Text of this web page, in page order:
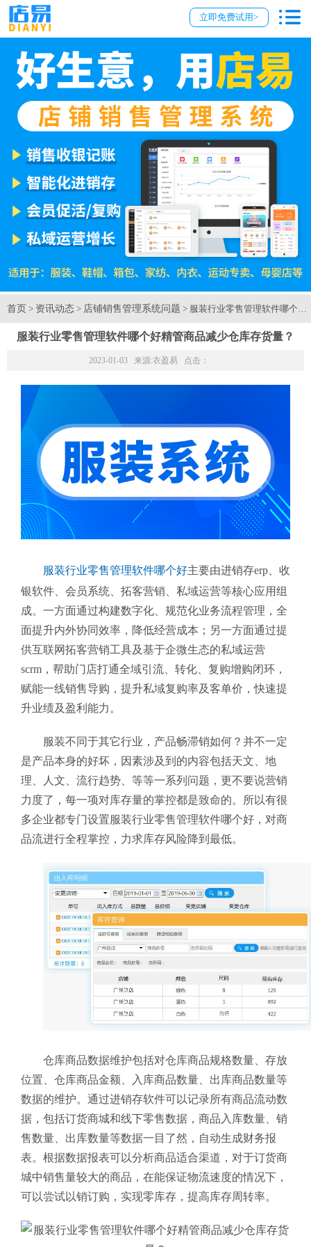
立即免费试用>
首页 > 资讯动态 > 店铺销售管理系统问题 > 服装行业零售管理软件哪个
服装行业零售管理软件哪个好精管商品减少仓库存货量？
2023-01-03 来源:衣盈易 点击：
服装行业零售管理软件哪个好主要由进销存erp、收
银软件、会员系统、拓客营销、私域运营等核心应用组
成。一方面通过构建数字化、规范化业务流程管理，全
面提升内外协同效率，降低经营成本；另一方面通过提
供互联网拓客营销工具及基于企微生态的私域运营
scrm，帮助门店打通全域引流、转化、复购增购闭环，
赋能一线销售导购，提升私域复购率及客单价，快速提
升业绩及盈利能力。
服装不同于其它行业，产品畅滞销如何？并不一定
是产品本身的好坏，因素涉及到的内容包括天文、地
理、人文、流行趋势、等等一系列问题，更不要说营销
力度了，每一项对库存量的掌控都是致命的。所以有很
多企业都专门设置服装行业零售管理软件哪个好 ，对商
品流进行全程掌控，力求库存风险降到最低。
仓库商品数据维护包括对仓库商品规格数量、存放
位置、仓库商品金额、入库商品数量、出库商品数量等
数据的维护。通过进销存软件可以记录所有商品流动数
据，包括订货商城和线下零售数据，商品入库数量、销
售数量、出库数量等数据一目了然，自动生成财务报
表。根据数据报表可以分析商品适合渠道，对于订货商
城中销售量较大的商品，在能保证物流速度的情况下，
可以尝试以销订购，实现零库存，提高库存周转率。